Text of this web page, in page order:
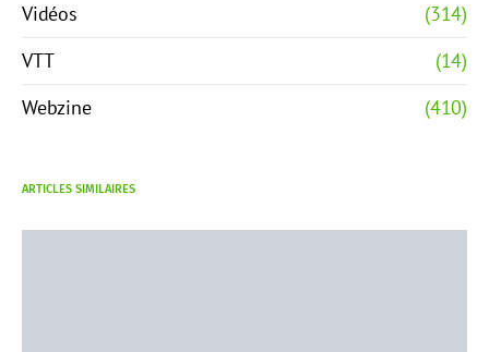
Vidéos
(314)
VTT
(14)
Webzine
(410)
ARTICLES SIMILAIRES